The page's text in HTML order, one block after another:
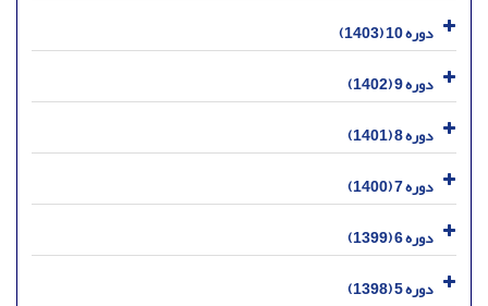
دوره 10 (1403)
دوره 9 (1402)
دوره 8 (1401)
دوره 7 (1400)
دوره 6 (1399)
دوره 5 (1398)